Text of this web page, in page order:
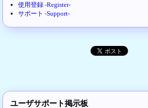
使用登録 -Register-
サポート -Support-
ユーザサポート掲示板